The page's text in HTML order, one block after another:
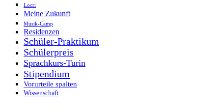
Locri
Meine Zukunft
Musik-Camp
Residenzen
Schüler-Praktikum
Schülerpreis
Sprachkurs-Turin
Stipendium
Vorurteile spalten
Wissenschaft